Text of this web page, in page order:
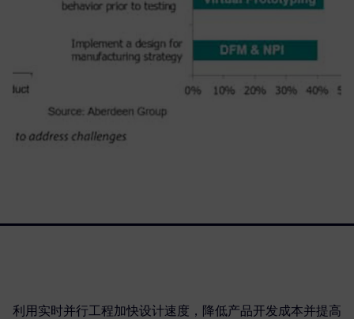
利用实时并行工程加快设计速度，降低产品开发成本并提高